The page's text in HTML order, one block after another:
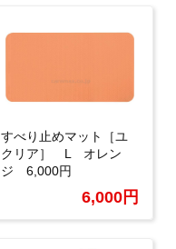
すべり止めマット［ユ
クリア］ L オレン
ジ 6,000円
6,000円